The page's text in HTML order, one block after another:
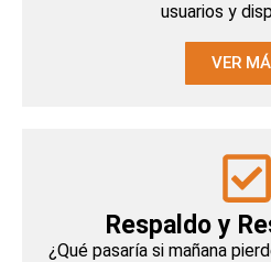
usuarios y
VER
Respaldo y
¿Qué pasaría si mañana